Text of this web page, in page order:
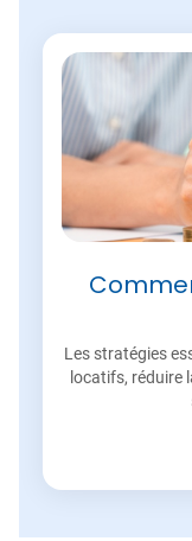
Les stratégies
locatifs, réduire